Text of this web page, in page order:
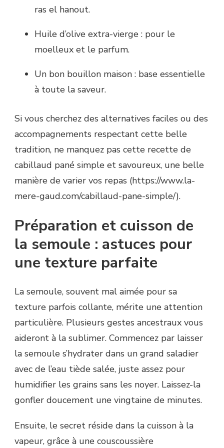
ras el hanout.
Huile d’olive extra-vierge : pour le
moelleux et le parfum.
Un bon bouillon maison : base essentielle
à toute la saveur.
Si vous cherchez des alternatives faciles ou des
accompagnements respectant cette belle
tradition, ne manquez pas cette recette de
cabillaud pané simple et savoureux, une belle
manière de varier vos repas (https://www.la-
mere-gaud.com/cabillaud-pane-simple/).
Préparation et cuisson de
la semoule : astuces pour
une texture parfaite
La semoule, souvent mal aimée pour sa
texture parfois collante, mérite une attention
particulière. Plusieurs gestes ancestraux vous
aideront à la sublimer. Commencez par laisser
la semoule s’hydrater dans un grand saladier
avec de l’eau tiède salée, juste assez pour
humidifier les grains sans les noyer. Laissez-la
gonfler doucement une vingtaine de minutes.
Ensuite, le secret réside dans la cuisson à la
vapeur, grâce à une couscoussière